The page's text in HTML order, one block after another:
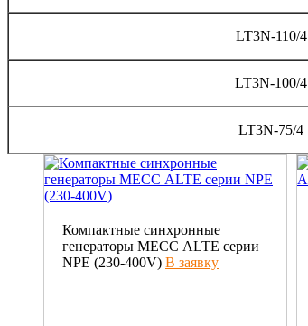
LT3N-110/4
LT3N-100/4
LT3N-75/4
Компактные синхронные
генераторы МЕСС ALTE серии
NPE (230-400V) В заявку